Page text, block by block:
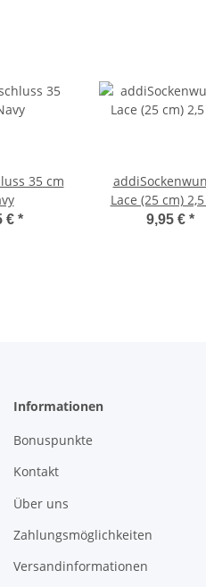
35 cm
€ *
Lace (25 cm)
9,95 € *
Informationen
Bonuspunkte
Kontakt
Über uns
Zahlungsmöglichkeiten
Versandinformationen